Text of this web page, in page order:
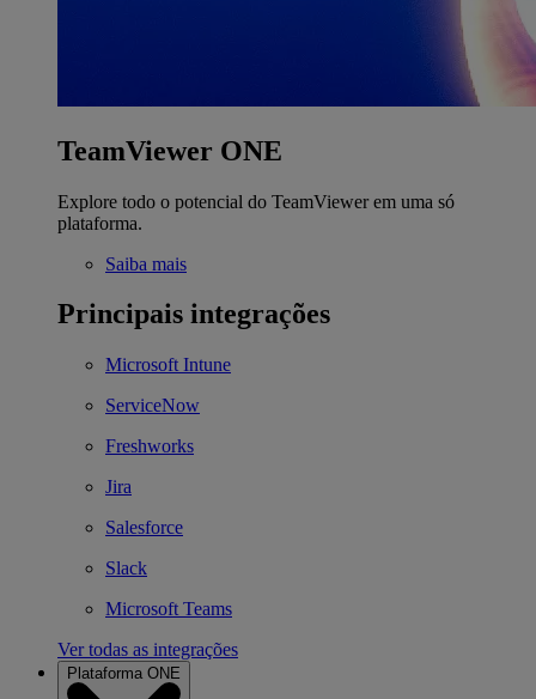
TeamViewer ONE
Explore todo o potencial do TeamViewer em uma só
plataforma.
Saiba mais
Principais integrações
Microsoft Intune
ServiceNow
Freshworks
Jira
Salesforce
Slack
Microsoft Teams
Ver todas as integrações
Plataforma ONE